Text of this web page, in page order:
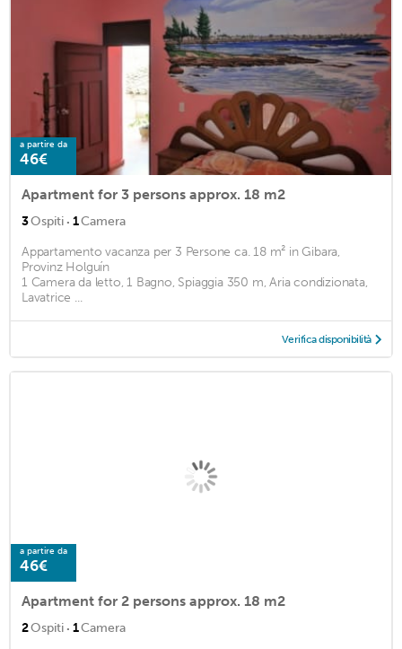
a partire da
46€
Apartment for 3 persons approx. 18 m2
3Ospiti · 1Camera
Appartamento vacanza per 3 Persone ca. 18 m² in Gibara,
Provinz Holguín
1 Camera da letto, 1 Bagno, Spiaggia 350 m, Aria condizionata,
Lavatrice ...
Verifica disponibilità
a partire da
46€
Apartment for 2 persons approx. 18 m2
2Ospiti · 1Camera